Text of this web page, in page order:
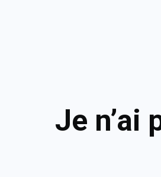
Je n’ai